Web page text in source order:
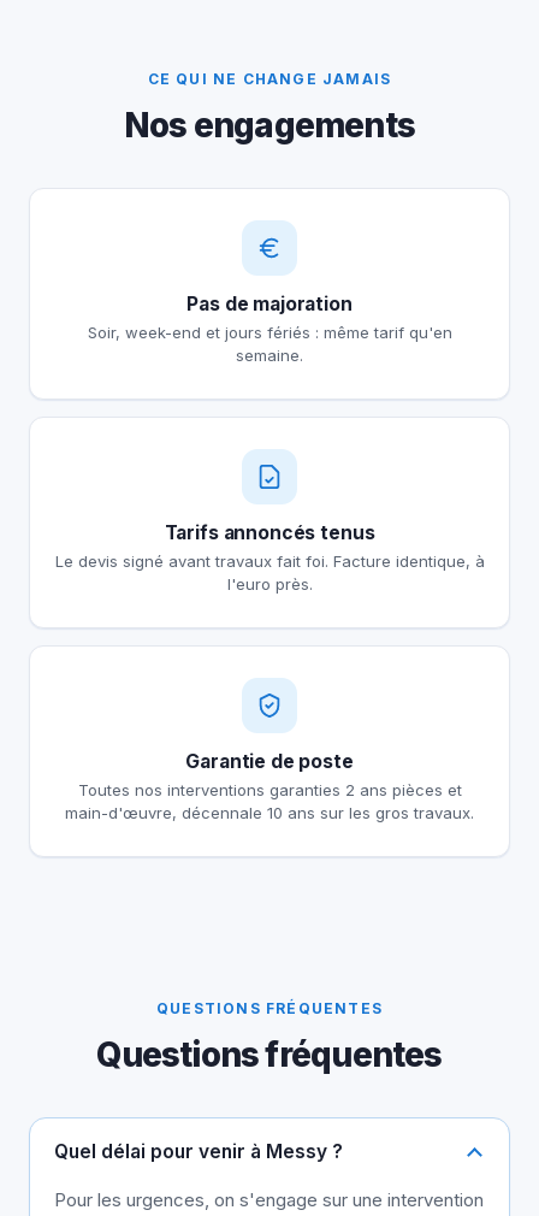
CE QUI NE CHANGE JAMAIS
Nos engagements
Pas de majoration
Soir, week-end et jours fériés : même tarif qu'en
semaine.
Tarifs annoncés tenus
Le devis signé avant travaux fait foi. Facture identique, à
l'euro près.
Garantie de poste
Toutes nos interventions garanties 2 ans pièces et
main-d'œuvre, décennale 10 ans sur les gros travaux.
QUESTIONS FRÉQUENTES
Questions fréquentes
Quel délai pour venir à Messy ?
Pour les urgences, on s'engage sur une intervention